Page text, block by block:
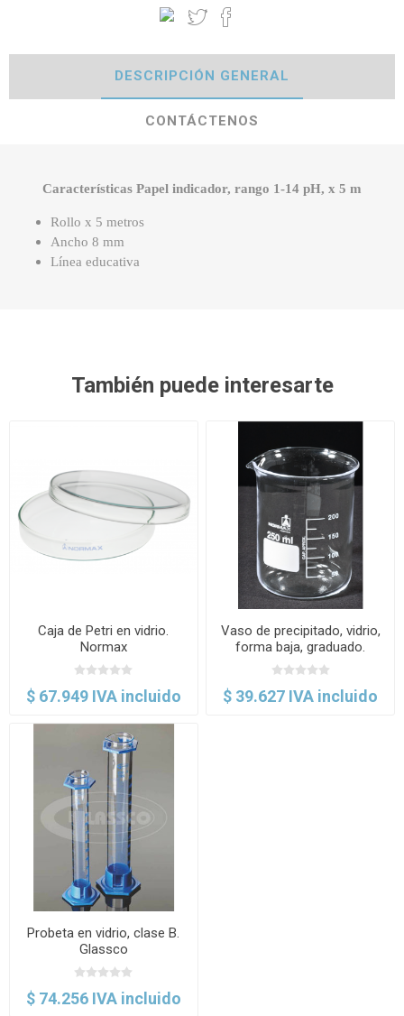
DESCRIPCIÓN GENERAL
CONTÁCTENOS
Características Papel indicador, rango 1-14 pH, x 5 m
Rollo x 5 metros
Ancho 8 mm
Línea educativa
También puede interesarte
Caja de Petri en vidrio.
Normax
$ 67.949 IVA incluido
Vaso de precipitado, vidrio,
forma baja, graduado.
Normax
$ 39.627 IVA incluido
Probeta en vidrio, clase B.
Glassco
$ 74.256 IVA incluido